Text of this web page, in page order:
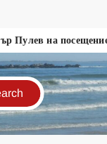
на посещение